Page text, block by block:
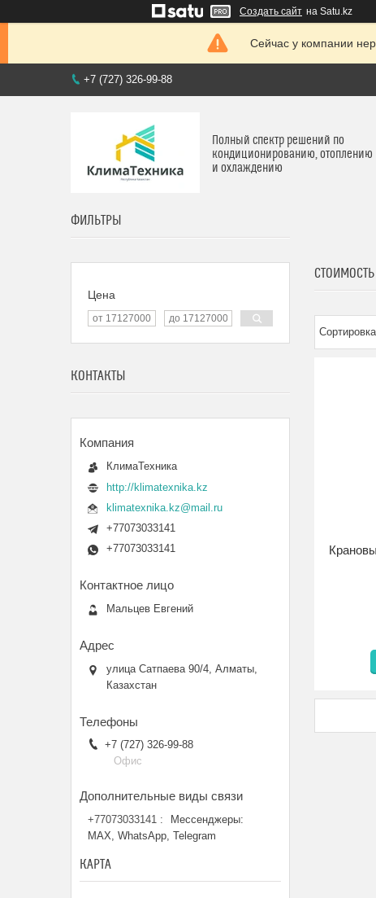
Создать сайт на Satu.kz
Сейчас у компании
+7 (727) 326-99-88
Полный спектр решений по
кондиционированию, отоплению
и охлаждению
ФИЛЬТРЫ
Цена
КОНТАКТЫ
КлимаТехника
http://klimatexnika.kz
klimatexnika.kz@mail.ru
+77073033141
+77073033141
Мальцев Евгений
улица Сатпаева 90/4, Алматы,
Казахстан
+7 (727) 326-99-88
Офис
+77073033141
Мессенджеры:
MAX, WhatsApp, Telegram
КАРТА